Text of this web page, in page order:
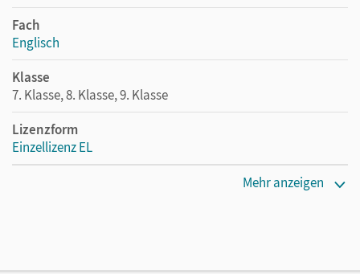
Fach
Englisch
Klasse
7. Klasse, 8. Klasse, 9. Klasse
Lizenzform
Einzellizenz EL
Mehr anzeigen